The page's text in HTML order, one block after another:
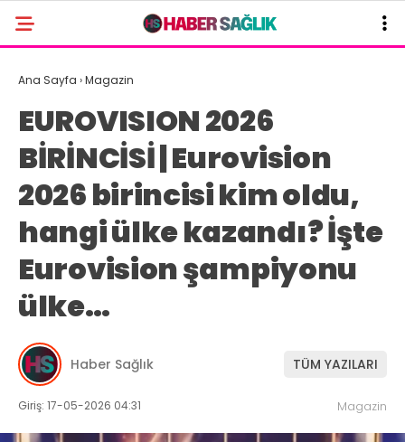
Ana Sayfa ›Magazin
EUROVISION 2026
BİRİNCİSİ | Eurovision
2026 birincisi kim oldu,
hangi ülke kazandı? İşte
Eurovision şampiyonu
ülke…
Haber Sağlık TÜM YAZILARI
Giriş: 17-05-2026 04:31 Magazin